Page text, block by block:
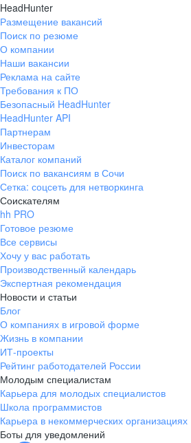
HeadHunter
Размещение вакансий
Поиск по резюме
О компании
Наши вакансии
Реклама на сайте
Требования к ПО
Безопасный HeadHunter
HeadHunter API
Партнерам
Инвесторам
Каталог компаний
Поиск по вакансиям в Сочи
Сетка: соцсеть для нетворкинга
Соискателям
hh PRO
Готовое резюме
Все сервисы
Хочу у вас работать
Производственный календарь
Экспертная рекомендация
Новости и статьи
Блог
О компаниях в игровой форме
Жизнь в компании
ИТ-проекты
Рейтинг работодателей России
Молодым специалистам
Карьера для молодых специалистов
Школа программистов
Карьера в некоммерческих организациях
Боты для уведомлений